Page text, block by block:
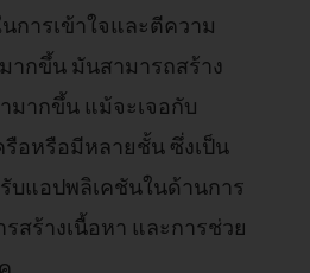
การเข้าใจและตีความ
กขึ้น มันสามารถสร้าง
มากขึ้น แม้จะเจอกับ
อหรือมีหลายชั้น ซึ่งเป็น
บแอปพลิเคชันในด้านการ
สร้างเนื้อหา และการช่วย